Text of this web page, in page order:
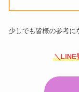
少しでも皆様の参考に
＼LINE